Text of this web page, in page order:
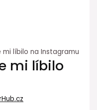
líbilo na Instagramu
mi líbilo